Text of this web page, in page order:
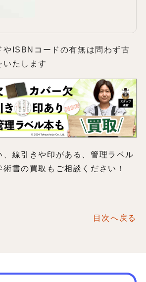
やISBNコードの有無は問わず古
いたします
、線引きや印がある、管理ラベル
書の買取もご相談ください！
目次へ戻る